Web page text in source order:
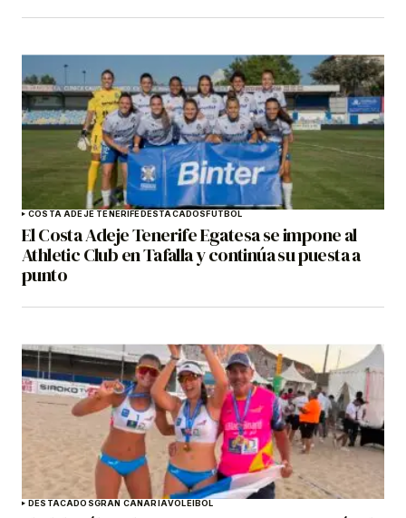
COSTA ADEJE TENERIFE DESTACADOS FÚTBOL
El Costa Adeje Tenerife Egatesa se impone al
Athletic Club en Tafalla y continúa su puesta a
punto
DESTACADOSGRAN CANARIAVOLEIBOL